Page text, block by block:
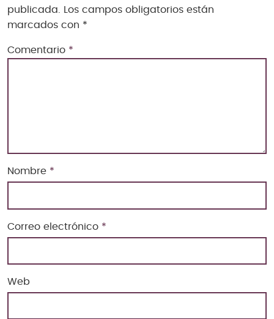
publicada.
Los campos obligatorios están
marcados con *
Comentario *
Nombre *
Correo electrónico *
Web